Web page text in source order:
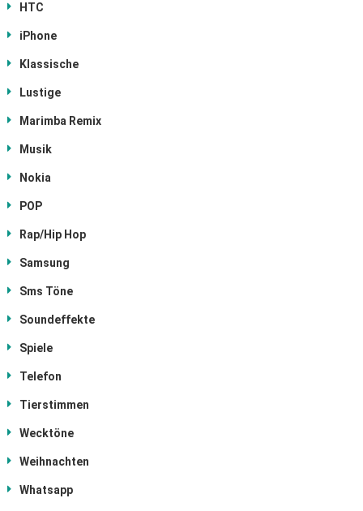
HTC
iPhone
Klassische
Lustige
Marimba Remix
Musik
Nokia
POP
Rap/Hip Hop
Samsung
Sms Töne
Soundeffekte
Spiele
Telefon
Tierstimmen
Wecktöne
Weihnachten
Whatsapp